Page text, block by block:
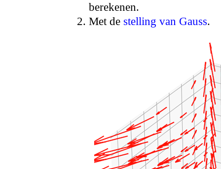
berekenen.
Met de stelling van Gauss.